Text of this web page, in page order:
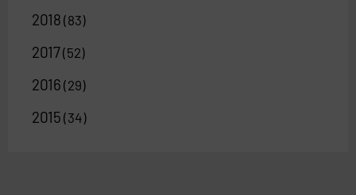
2018 (83)
2017(52)
2016 (29)
2015 (34)